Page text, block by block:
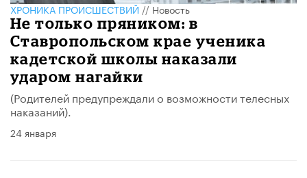
ХРОНИКА ПРОИСШЕСТВИЙ//Новость
Не только пряником: в
Ставропольском крае ученика
кадетской школы наказали
ударом нагайки
(Родителей предупреждали о возможности телесных
наказаний).
24 января